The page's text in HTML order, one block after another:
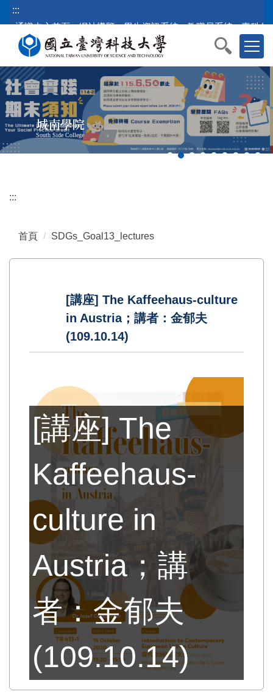
跳
到
內
容
區
塊
:::
通識中心首頁
網站導覽 學生資訊系統 教職員系統 臺科公
城南學院
South Side College
:::
首頁 SDGs_Goal13_lectures
[講座] The Kaffeehaus-culture
in Austria；講者：金郁夫
(109.10.14)
[講座] The
Kaffeehaus-
culture in
Austria；講
者：金郁夫
(109.10.14)